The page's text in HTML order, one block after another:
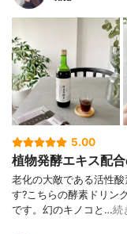
5.00
植物発酵エキス配
老化の大敵である活性
す? こちらの酵素ドリン
です。 幻のキノコと…続